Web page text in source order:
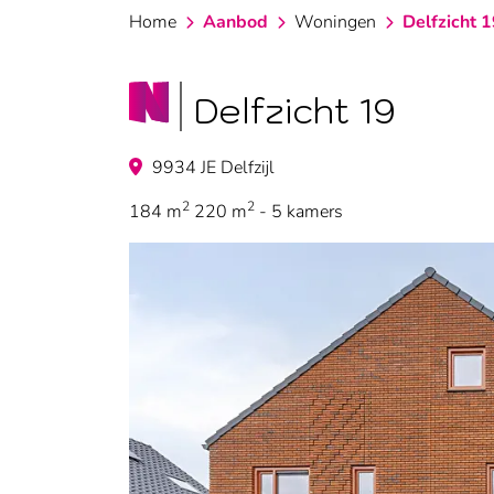
Home Aanbod Woningen Delfzicht
Delfzicht 19
9934 JE Delfzijl
184 m2 220 m2 - 5 kamers